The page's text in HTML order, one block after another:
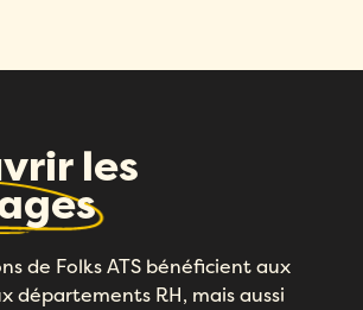
les
de Folks ATS bénéficient aux
départements RH, mais aussi